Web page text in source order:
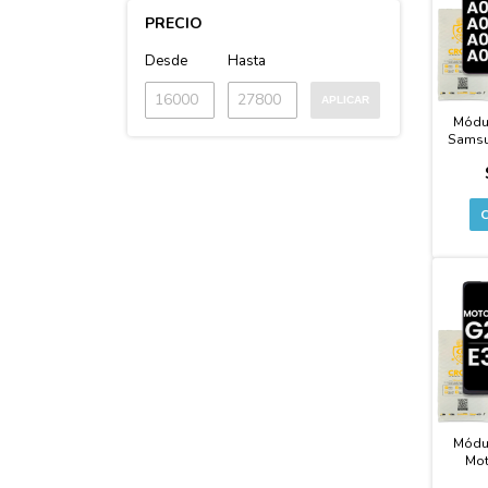
PRECIO
Desde Hasta
APLICAR